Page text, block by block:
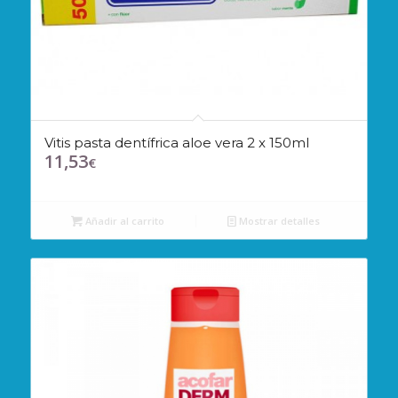
Vitis pasta dentífrica aloe vera 2 x 150ml
11,53€
Añadir al carrito Mostrar detalles